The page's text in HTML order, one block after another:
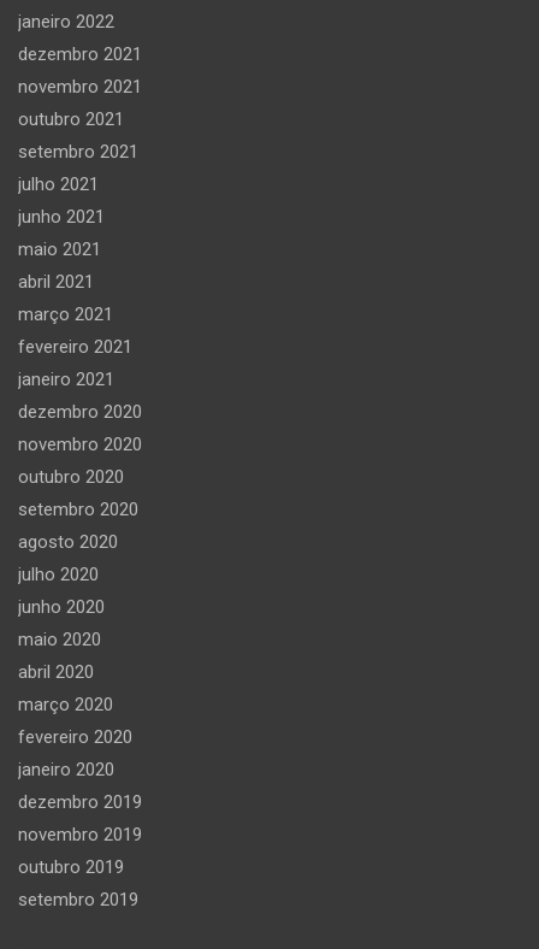
janeiro 2022
dezembro 2021
novembro 2021
outubro 2021
setembro 2021
julho 2021
junho 2021
maio 2021
abril 2021
março 2021
fevereiro 2021
janeiro 2021
dezembro 2020
novembro 2020
outubro 2020
setembro 2020
agosto 2020
julho 2020
junho 2020
maio 2020
abril 2020
março 2020
fevereiro 2020
janeiro 2020
dezembro 2019
novembro 2019
outubro 2019
setembro 2019